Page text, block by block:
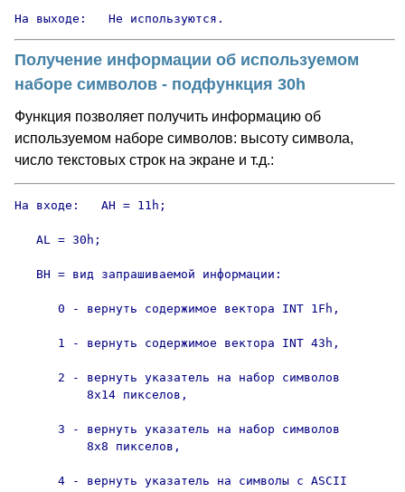
На выходе:   Не используются.
Получение информации об используемом
наборе символов - подфункция 30h
Функция позволяет получить информацию об
используемом наборе символов: высоту символа,
число текстовых строк на экране и т.д.:
На входе:   AH = 11h;
   AL = 30h;
   BH = вид запрашиваемой информации:
      0 - вернуть содержимое вектора INT 1Fh,
      1 - вернуть содержимое вектора INT 43h,
      2 - вернуть указатель на набор символов
          8х14 пикселов,
      3 - вернуть указатель на набор символов
          8х8 пикселов,
      4 - вернуть указатель на символы с ASCII